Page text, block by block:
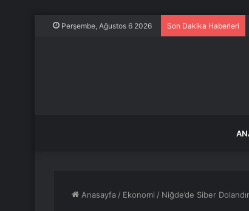
Perşembe, Ağustos 6 2026 Son Dakika Haberleri
Anasayfa / Ekonomi / Niğde’de Siber